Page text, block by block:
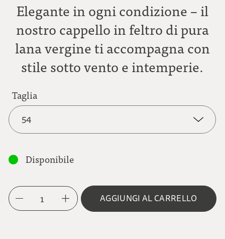
Elegante in ogni condizione – il
nostro cappello in feltro di pura
lana vergine ti accompagna con
stile sotto vento e intemperie.
Taglia
54
56
Disponibile
1 AGGIUNGI AL CARRELLO